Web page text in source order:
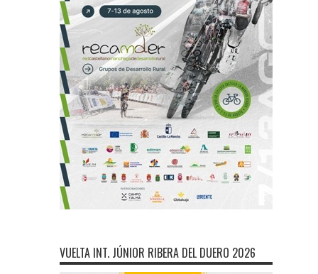
VUELTA INT. JÚNIOR RIBERA DEL DUERO 2026